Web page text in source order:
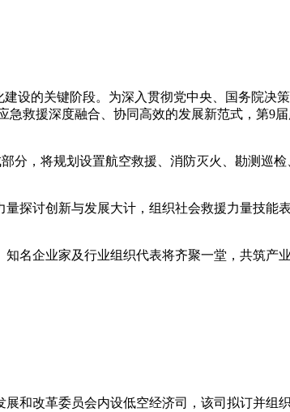
关键阶段。为深入贯彻党中央、国务院决策
救援深度融合、协同高效的发展新范式，第9
将规划设置航空救援、消防灭火、勘测巡检
创新与发展大计，组织社会救援力量技能表
业家及行业组织代表将齐聚一堂，共筑产业
革委员会内设低空经济司，该司拟订并组织